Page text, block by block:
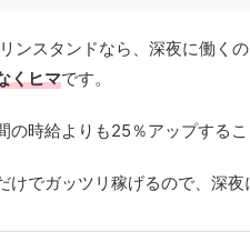
ンスタンドなら、深夜に働くの
くヒマです。
の時給よりも25％アップする
けでガッツリ稼げるので、深